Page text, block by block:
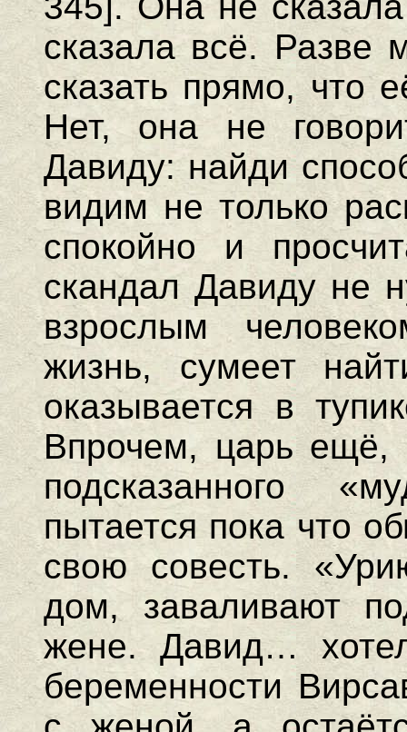
сказала всё. Разве
сказать прямо, что
Нет, она не
Давиду: найди
видим не только
спокойно и
скандал Давиду не
взрослым
жизнь, сумеет
оказывается в
Впрочем, царь ещё,
подсказанного
пытается пока что
свою совесть.
дом, заваливают
жене. Давид…
беременности